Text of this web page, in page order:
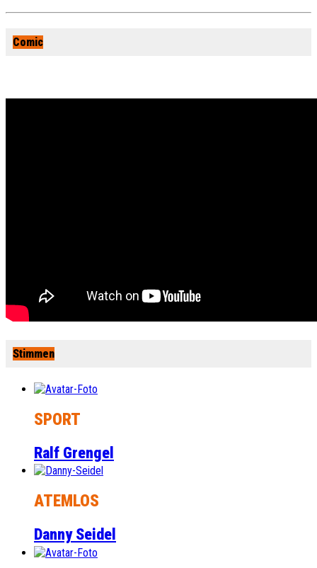
Comic
Stimmen
SPORT
Ralf Grengel
ATEMLOS
Danny Seidel